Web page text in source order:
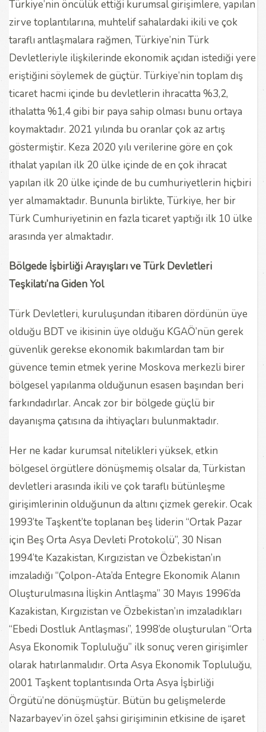
Türkiye’nin öncülük ettiği kurumsal girişimlere, yapılan
zirve toplantılarına, muhtelif sahalardaki ikili ve çok
taraflı antlaşmalara rağmen, Türkiye’nin Türk
Devletleriyle ilişkilerinde ekonomik açıdan istediği yere
eriştiğini söylemek de güçtür. Türkiye’nin toplam dış
ticaret hacmi içinde bu devletlerin ihracatta %3,2,
ithalatta %1,4 gibi bir paya sahip olması bunu ortaya
koymaktadır. 2021 yılında bu oranlar çok az artış
göstermiştir. Keza 2020 yılı verilerine göre en çok
ithalat yapılan ilk 20 ülke içinde de en çok ihracat
yapılan ilk 20 ülke içinde de bu cumhuriyetlerin hiçbiri
yer almamaktadır. Bununla birlikte, Türkiye, her bir
Türk Cumhuriyetinin en fazla ticaret yaptığı ilk 10 ülke
arasında yer almaktadır.
Bölgede İşbirliği Arayışları ve Türk Devletleri
Teşkilatı’na Giden Yol
Türk Devletleri, kuruluşundan itibaren dördünün üye
olduğu BDT ve ikisinin üye olduğu KGAÖ’nün gerek
güvenlik gerekse ekonomik bakımlardan tam bir
güvence temin etmek yerine Moskova merkezli birer
bölgesel yapılanma olduğunun esasen başından beri
farkındadırlar. Ancak zor bir bölgede güçlü bir
dayanışma çatısına da ihtiyaçları bulunmaktadır.
Her ne kadar kurumsal nitelikleri yüksek, etkin
bölgesel örgütlere dönüşmemiş olsalar da, Türkistan
devletleri arasında ikili ve çok taraflı bütünleşme
girişimlerinin olduğunun da altını çizmek gerekir. Ocak
1993’te Taşkent’te toplanan beş liderin “Ortak Pazar
için Beş Orta Asya Devleti Protokolü”, 30 Nisan
1994’te Kazakistan, Kırgızistan ve Özbekistan’ın
imzaladığı “Çolpon-Ata’da Entegre Ekonomik Alanın
Oluşturulmasına İlişkin Antlaşma” 30 Mayıs 1996’da
Kazakistan, Kırgızistan ve Özbekistan’ın imzaladıkları
“Ebedi Dostluk Antlaşması”, 1998’de oluşturulan “Orta
Asya Ekonomik Topluluğu” ilk sonuç veren girişimler
olarak hatırlanmalıdır. Orta Asya Ekonomik Topluluğu,
2001 Taşkent toplantısında Orta Asya İşbirliği
Örgütü’ne dönüşmüştür. Bütün bu gelişmelerde
Nazarbayev’in özel şahsi girişiminin etkisine de işaret